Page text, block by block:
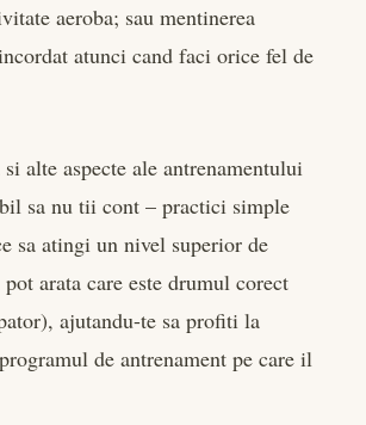
aeroba; sau mentinerea
atunci cand faci orice fel de
alte aspecte ale antrenamentului
sa nu tii cont – practici simple
sa atingi un nivel superior de
arata care este drumul corect
ajutandu-te sa profiti la
de antrenament pe care il